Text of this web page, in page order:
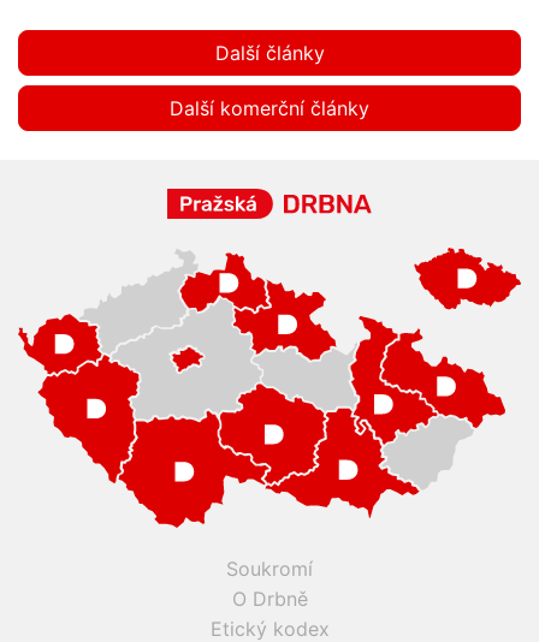
Další články
Další komerční články
Soukromí
O Drbně
Etický kodex